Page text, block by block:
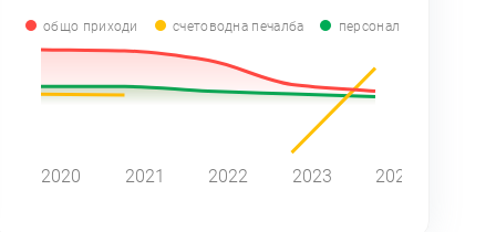
общо приходи счетоводна печалба персонал
2020 2021 2022 2023 2024